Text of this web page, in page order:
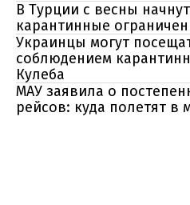
В Турции с весны
карантинные
Украинцы могут
соблюдением
Кулеба
МАУ заявила о
рейсов: куда полетят в